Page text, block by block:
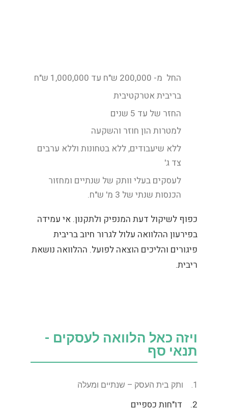
החל מ- 200,000 ש"ח עד 1,000,000 ש"ח
בריבית אטרקטיבית
החזר של עד 5 שנים
למטרות הון חוזר והשקעה
ללא שיעבודים, ללא בטחונות וללא ערבים
צד ג'
לעסקים בעלי וותק של שנתיים ומחזור
הכנסות שנתי של 3 מ' ש"ח.
כפוף לשיקול דעת המנפיק ולתקנון. אי עמידה
בפירעון ההלוואה עלול לגרור חיוב בריבית
פיגורים והליכים הוצאה לפועל. ההלוואה נושאת
ריבית.
ויזה כאל הלוואה לעסקים -
תנאי סף
1. ותק בית העסק – שנתיים ומעלה
2. דו"חות כספיים